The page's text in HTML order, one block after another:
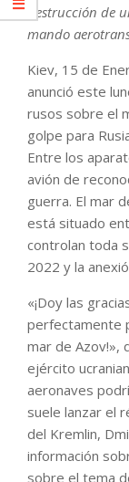
destrucción de
mando
Kiev, 15 de
anunció este
rusos sobre el
golpe para
Entre los
avión de
guerra. El mar
está situado
controlan toda
2022 y la
«¡Doy las
perfectamente
mar de Azov!»,
ejército
aeronaves
suele lanzar el
del Kremlin,
información
sobre el tema